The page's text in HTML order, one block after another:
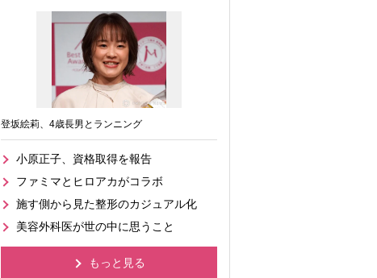
登坂絵莉、4歳長男とランニング
小原正子、資格取得を報告
ファミマとヒロアカがコラボ
施す側から見た整形のカジュアル化
美容外科医が世の中に思うこと
もっと見る